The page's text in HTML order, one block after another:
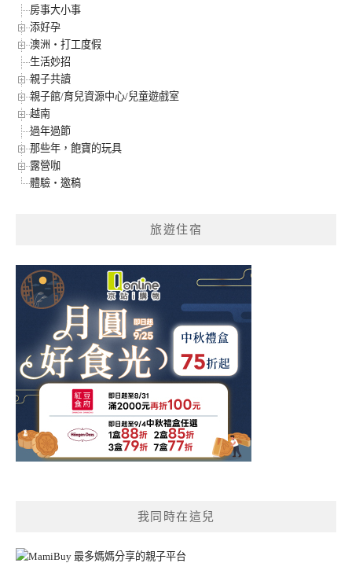
房事大小事
添好孕
澳洲‧打工度假
生活妙招
親子共讀
親子館/育兒資源中心/兒童遊戲室
越南
過年過節
那些年，飽寶的玩具
露營咖
體驗‧邀稿
旅遊住宿
我同時在這兒